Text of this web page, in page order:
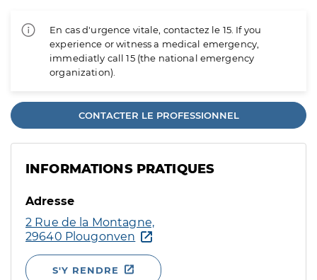
En cas d'urgence vitale, contactez le 15. If you
experience or witness a medical emergency,
immediatly call 15 (the national emergency
organization).
CONTACTER LE PROFESSIONNEL
INFORMATIONS PRATIQUES
Adresse
2 Rue de la Montagne,
29640 Plougonven
S'Y RENDRE